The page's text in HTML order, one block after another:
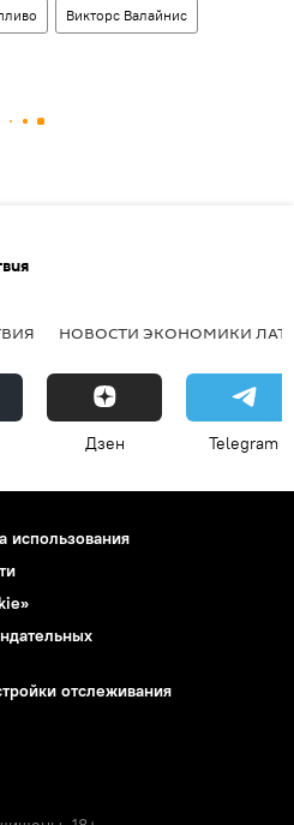
Викторс Валайнис
НОВОСТИ ЭКОНОМИКИ
Дзен Telegram
использования
отслеживания